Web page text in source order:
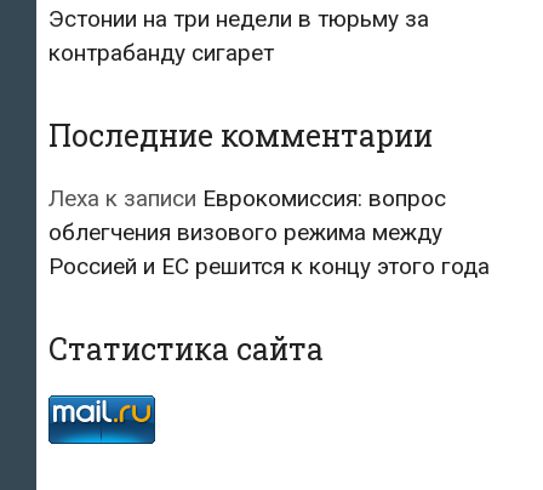
Эстонии на три недели в тюрьму за
контрабанду сигарет
Последние комментарии
Леха к записи Еврокомиссия: вопрос
облегчения визового режима между
Россией и ЕС решится к концу этого года
Статистика сайта